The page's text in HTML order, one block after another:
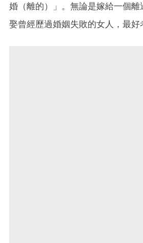
婚（離的）」。無論是嫁給一個
娶曾經歷過婚姻失敗的女人，最好